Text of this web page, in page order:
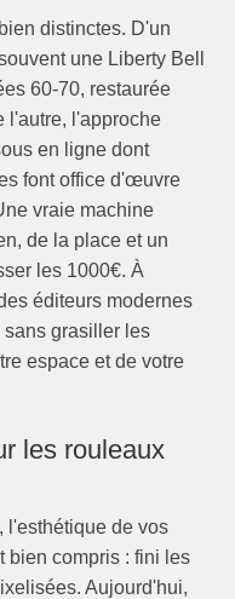
distinctes. D'un
une Liberty Bell
60-70, restaurée
l'autre, l'approche
en ligne dont
font office d'œuvre
vraie machine
de la place et un
les 1000€. À
éditeurs modernes
grasiller les
espace et de votre
les rouleaux
l'esthétique de vos
bien compris : fini les
Aujourd'hui,